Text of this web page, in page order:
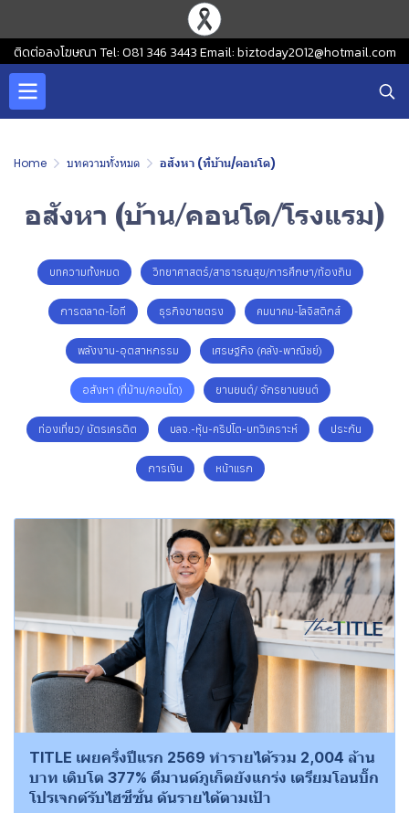
ติดต่อลงโฆษณา Tel: 081 346 3443 Email: biztoday2012@hotmail.com
Home บทความทั้งหมด อสังหา (ที่บ้าน/คอนโด)
อสังหา (บ้าน/คอนโด/โรงแรม)
บทความทั้งหมด วิทยาศาสตร์/สาธารณสุข/การศึกษา/ท้องถิน
การตลาด-ไอที ธุรกิจขายตรง คมนาคม-โลจิสติกส์
พลังงาน-อุตสาหกรรม เศรษฐกิจ (คลัง-พาณิชย์)
อสังหา (ที่บ้าน/คอนโด) ยานยนต์/ จักรยานยนต์
ท่องเที่ยว/ บัตรเครดิต บลจ.-หุ้น-คริปโต-บทวิเคราะห์ ประกัน
การเงิน หน้าแรก
TITLE เผยครึ่งปีแรก 2569 ทำรายได้รวม 2,004 ล้าน
บาท เติบโต 377% ดีมานด์ภูเก็ตยังแกร่ง เตรียมโอนบิ๊ก
โปรเจกต์รับไฮซีซั่น ดันรายได้ตามเป้า